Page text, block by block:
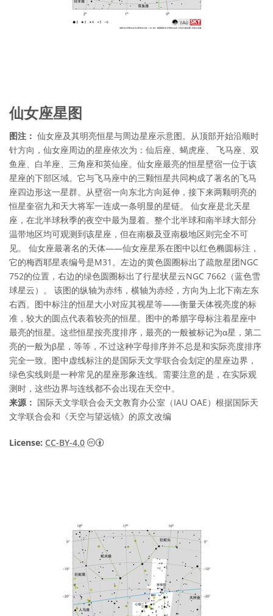
仙女座星图
图注： 仙女座及其明亮恒星与周边星座示意图。从顶部开始沿顺时
针方向，仙女座周边的星座依次为：仙后座、蝎虎座、 飞马座、双
鱼座、白羊座、三角座和英仙座。仙女座最亮的恒星壁宿一位于该
星座的下部区域。它与飞马座中的三颗恒星共同构成了著名的飞马
座四边形这一星群。从壁宿一向东北方向延伸，接下来两颗明亮的
恒星奎宿九和天大将军一连成一条明显的星链。 仙女座是北天星
座，在北半球秋季的夜空中最为显着。整个北半球和南半球大部分
温带地区均可观测到该星座，但在南极及亚南极地区则完全不可
见。 仙女座最著名的天体——仙女座星系在图中以红色椭圆标注，
它的梅西耶星表编号是M31。左边的黄色圆圈标出了疏散星团NGC
752的位置，右边的绿色圆圈标出了行星状星云NGC 7662（蓝色雪
球星云）。 该图的纵轴为赤纬，横轴为赤经，方向为上北下南左东
右西。图中标注的恒星大小对应其视星等——衡量天体视亮度的标
准，较大的圆点代表着较亮的恒星。图中的希腊字母标注着星座中
最亮的恒星。这些恒星按亮度排序，最亮的一般被标记为α星，第二
亮的一般为β星，等等，不过这种字母排序并不总是和实际亮度排序
完全一致。图中虚线标注的是国际天文学联合会划定的星座边界，
绿色实线则是一种常见的星座形象连线。需要注意的是，在实际观
测时，这些边界与连线都不会出现在天空中。
来源： 国际天文学联合会天文教育办公室（IAU OAE）根据国际天
文学联合会和《天空与望远镜》的原文改编
License: CC-BY-4.0 知识共享许可协议 署名 4.0 国际 (CC BY